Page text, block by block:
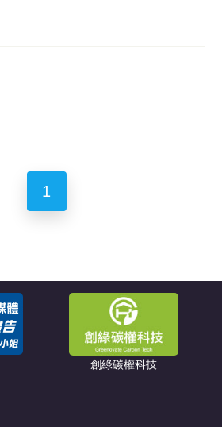
1
創綠碳權科技